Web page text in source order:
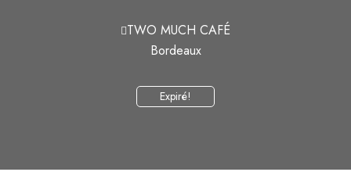
Expiré!
TWO MUCH CAFÉ
Bordeaux